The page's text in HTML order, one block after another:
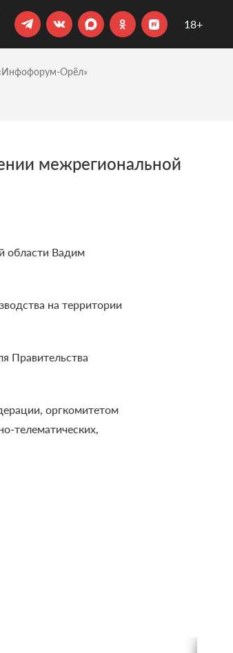
18+
Орёл»
межрегиональной
области Вадим
на территории
Правительства
оргкомитетом
телематических,